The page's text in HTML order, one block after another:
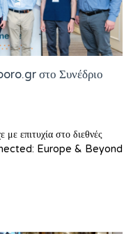
στο Συνέδριο
επιτυχία στο διεθνές
Europe & Beyond